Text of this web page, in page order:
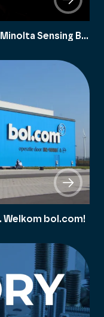
Meten is weten: Welkom Konica Minolta Sensing B.V.!
Welkom bol.com!